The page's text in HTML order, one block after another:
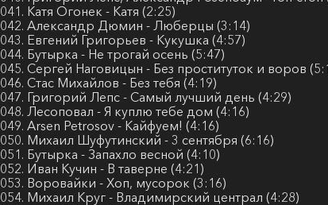
041. Катя Огонек - Катя (2:25)
042. Александр Дюмин - Люберцы (3:14)
043. Евгений Григорьев - Кукушка (4:57)
044. Бутырка - Не трогай осень (5:47)
045. Сергей Наговицын - Без проституток и воров
046. Стас Михайлов - Без тебя (4:19)
047. Григорий Лепс - Самый лучший день (4:29)
048. Лесоповал - Я куплю тебе дом (4:16)
049. Arsen Petrosov - Кайфуем! (4:16)
050. Михаил Шуфутинский - 3 сентября (6:16)
051. Бутырка - Запахло весной (4:10)
052. Иван Кучин - В таверне (4:21)
053. Воровайки - Хоп, мусорок (3:16)
054. Михаил Круг - Владимирский централ (4:28)